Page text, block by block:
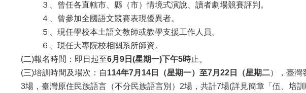
３、曾任各直轄市、縣（市）情境式演說、讀者劇場競賽評判。
４、曾參加全國語文競賽表現優異者。
５、現任學校本土語文教師或教學支援工作人員。
６、現任大專院校相關系所師資。
(二)報名時間：即日起至6月9日(星期一)下午5時止。
(三)培訓時間及場次：自114年7月14日（星期一）至7月22日（星期二），臺灣
3場，臺灣原住民族語言（不分民族語言別）2場，共計7場(詳見簡章「伍、培訓